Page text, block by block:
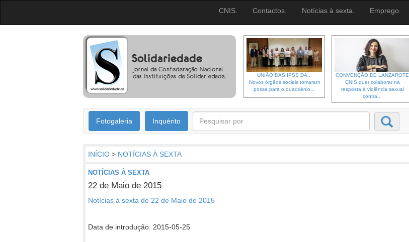
CNIS. Contactos. Notícias à sexta. Emprego.
UNIÃO DAS IPSS DA...
Novos órgãos sociais tomaram
posse para o quadriénio...
CONVENÇÃO DE LANZAROTE
CNIS quer colaborar na
resposta à violência sexual
contra...
Fotogaleria Inquérito
INÍCIO > NOTÍCIAS À SEXTA
NOTÍCIAS À SEXTA
22 de Maio de 2015
Notícias à sexta de 22 de Maio de 2015
Data de introdução: 2015-05-25